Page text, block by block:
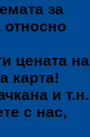
за
относно
цената на
карта!
и т.н.
с нас,